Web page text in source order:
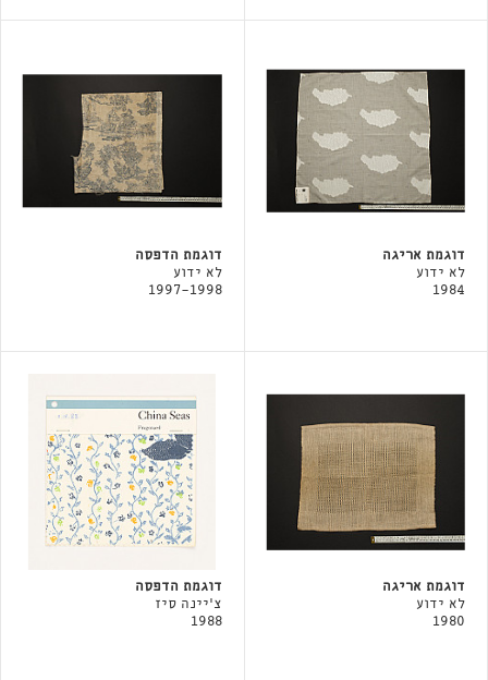
דוגמת אריגה
לא ידוע
1984
דוגמת הדפסה
לא ידוע
1997-1998
דוגמת אריגה
לא ידוע
1980
דוגמת הדפסה
צ'יינה סיז
1988